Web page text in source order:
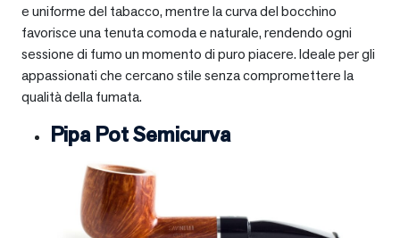
e uniforme del tabacco, mentre la curva del bocchino
favorisce una tenuta comoda e naturale, rendendo ogni
sessione di fumo un momento di puro piacere. Ideale per gli
appassionati che cercano stile senza compromettere la
qualità della fumata.
Pipa Pot Semicurva